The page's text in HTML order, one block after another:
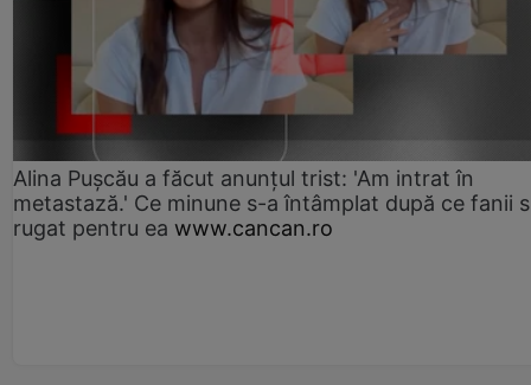
Alina Pușcău a făcut anunțul trist: 'Am intrat în
metastază.' Ce minune s-a întâmplat după ce fanii
rugat pentru ea www.cancan.ro